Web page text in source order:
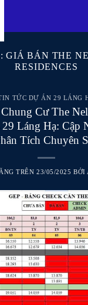
GIÁ BÁN THE
RESIDENCES
TỨC DỰ ÁN 29 LÁNG
Cư The
29 Láng Hạ: Cập
Tích Chuyên
TRÊN23/05/2025 BỞI